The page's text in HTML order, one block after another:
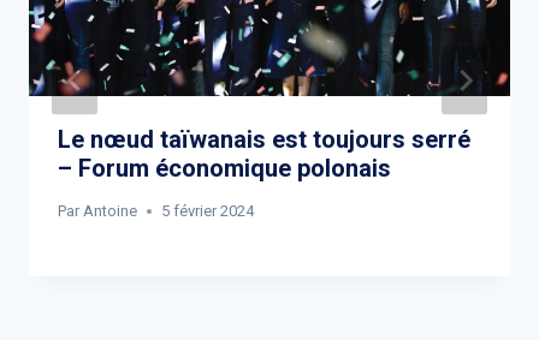
Le nœud taïwanais est toujours serré
– Forum économique polonais
Par Antoine 5 février 2024